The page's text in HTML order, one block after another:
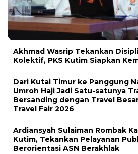
Akhmad Wasrip Tekankan
Kolektif, PKS Kutim Siapkan
Dari Kutai Timur ke Panggung
Umroh Haji Jadi Satu-satunya
Bersanding dengan Travel
Travel Fair 2026
Ardiansyah Sulaiman Rombak
Kutim, Tekankan Pelayanan
Berorientasi ASN Berakhlak